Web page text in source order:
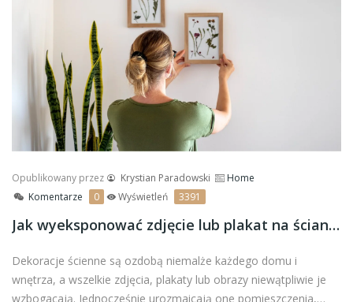
Opublikowany przez Krystian Paradowski
Home
Komentarze
0 Wyświetleń 3391
Jak wyeksponować zdjęcie lub plakat na ścianie?
Dekoracje ścienne są ozdobą niemalże każdego domu i
wnętrza, a wszelkie zdjęcia, plakaty lub obrazy niewątpliwie je
wzbogacają. Jednocześnie urozmaicają one pomieszczenia,